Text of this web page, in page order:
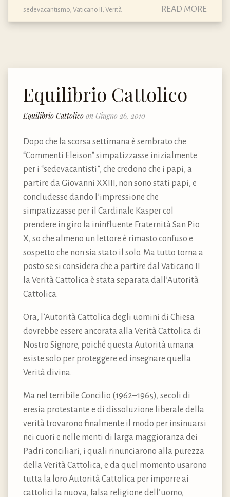
sedevacantismo Vaticano II Verità READ MORE
Equilibrio Cattolico
Equilibrio Cattolico on Giugno 26, 2010
Dopo che la scorsa settimana è sembrato che
“Commenti Eleison” simpatizzasse inizialmente
per i “sedevacantisti”, che credono che i papi, a
partire da Giovanni XXIII, non sono stati papi, e
concludesse dando l’impressione che
simpatizzasse per il Cardinale Kasper col
prendere in giro la ininfluente Fraternità San Pio
X, so che almeno un lettore è rimasto confuso e
sospetto che non sia stato il solo. Ma tutto torna a
posto se si considera che a partire dal Vaticano II
la Verità Cattolica è stata separata dall’Autorità
Cattolica.
Ora, l’Autorità Cattolica degli uomini di Chiesa
dovrebbe essere ancorata alla Verità Cattolica di
Nostro Signore, poiché questa Autorità umana
esiste solo per proteggere ed insegnare quella
Verità divina.
Ma nel terribile Concilio (1962–1965), secoli di
eresia protestante e di dissoluzione liberale della
verità trovarono finalmente il modo per insinuarsi
nei cuori e nelle menti di larga maggioranza dei
Padri conciliari, i quali rinunciarono alla purezza
della Verità Cattolica, e da quel momento usarono
tutta la loro Autorità Cattolica per imporre ai
cattolici la nuova, falsa religione dell’uomo,